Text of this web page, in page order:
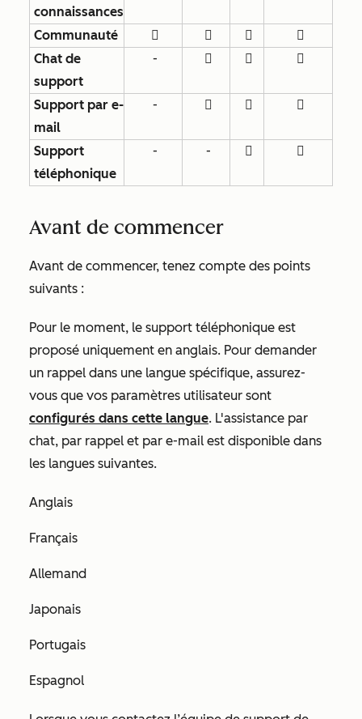
connaissances
Communauté   

Chat de
support
-   
Support par e-
mail
-   
Support
téléphonique
- -  
Avant de commencer
Avant de commencer, tenez compte des points
suivants :
Pour le moment, le support téléphonique est
proposé uniquement en anglais. Pour demander
un rappel dans une langue spécifique, assurez-
vous que vos paramètres utilisateur sont
configurés dans cette langue. L'assistance par
chat, par rappel et par e-mail est disponible dans
les langues suivantes.
Anglais
Français
Allemand
Japonais
Portugais
Espagnol